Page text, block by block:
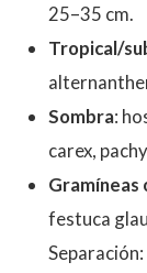
25–35 cm.
Tropical/
Sombra:
carex,
Gramíneas
festuca